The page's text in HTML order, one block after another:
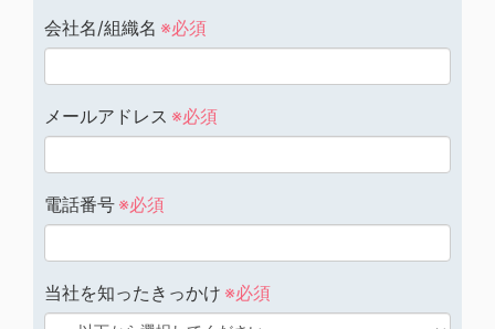
会社名/組織名 ※必須
メールアドレス ※必須
電話番号 ※必須
当社を知ったきっかけ ※必須